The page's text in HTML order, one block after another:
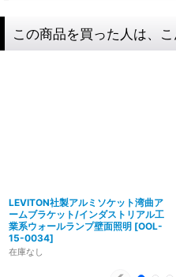
この商品を買った人は、
LEVITON社製アルミソケット湾曲ア
ームブラケット/インダストリアル工
業系ウォールランプ壁面照明 [OOL-
15-0034]
在庫なし